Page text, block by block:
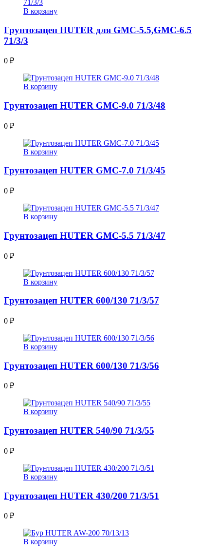
В корзину
Грунтозацеп HUTER для GMC-5.5,GMC-6.5
71/3/3
0 ₽
В корзину
Грунтозацеп HUTER GMC-9.0 71/3/48
0 ₽
В корзину
Грунтозацеп HUTER GMC-7.0 71/3/45
0 ₽
В корзину
Грунтозацеп HUTER GMC-5.5 71/3/47
0 ₽
В корзину
Грунтозацеп HUTER 600/130 71/3/57
0 ₽
В корзину
Грунтозацеп HUTER 600/130 71/3/56
0 ₽
В корзину
Грунтозацеп HUTER 540/90 71/3/55
0 ₽
В корзину
Грунтозацеп HUTER 430/200 71/3/51
0 ₽
В корзину